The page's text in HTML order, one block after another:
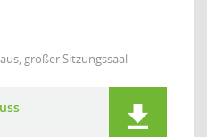
großer Sitzungssaal